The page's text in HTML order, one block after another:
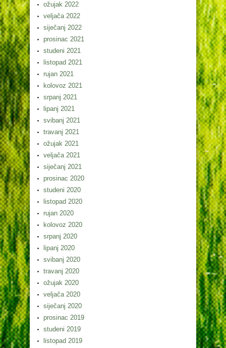
ožujak 2022
veljača 2022
siječanj 2022
prosinac 2021
studeni 2021
listopad 2021
rujan 2021
kolovoz 2021
srpanj 2021
lipanj 2021
svibanj 2021
travanj 2021
ožujak 2021
veljača 2021
siječanj 2021
prosinac 2020
studeni 2020
listopad 2020
rujan 2020
kolovoz 2020
srpanj 2020
lipanj 2020
svibanj 2020
travanj 2020
ožujak 2020
veljača 2020
siječanj 2020
prosinac 2019
studeni 2019
listopad 2019